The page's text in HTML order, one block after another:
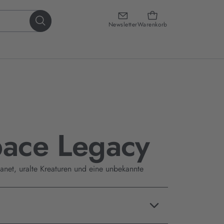
NewsletterWarenkorb
Legacy
uralte Kreaturen und eine unbekannte